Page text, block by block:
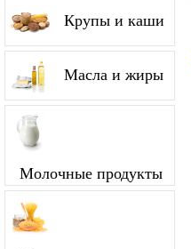
Крупы и каши
Масла и жиры
Молочные продукты